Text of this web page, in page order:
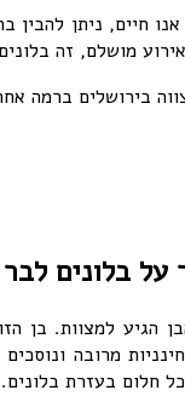
חיים, ניתן
מושלם, זה
אחרת, חייגו אלינו עכשיו: 072-
בלונים
הגיע למצוות. בן
מרובה
חלום בעזרת